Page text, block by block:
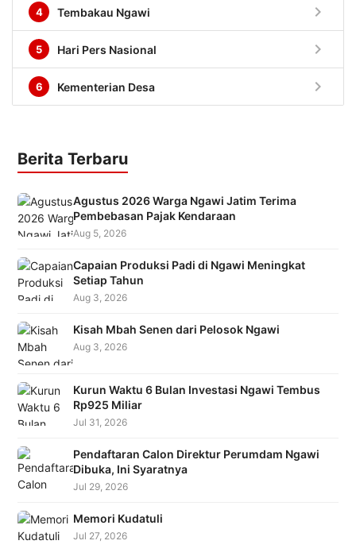
4 Tembakau Ngawi chevron_right
5 Hari Pers Nasional chevron_right
6 Kementerian Desa chevron_right
Berita Terbaru
Agustus 2026 Warga Ngawi Jatim Terima
Pembebasan Pajak Kendaraan
Aug 5, 2026
Capaian Produksi Padi di Ngawi Meningkat
Setiap Tahun
Aug 3, 2026
Kisah Mbah Senen dari Pelosok Ngawi
Aug 3, 2026
Kurun Waktu 6 Bulan Investasi Ngawi Tembus
Rp925 Miliar
Jul 31, 2026
Pendaftaran Calon Direktur Perumdam Ngawi
Dibuka, Ini Syaratnya
Jul 29, 2026
Memori Kudatuli
Jul 27, 2026